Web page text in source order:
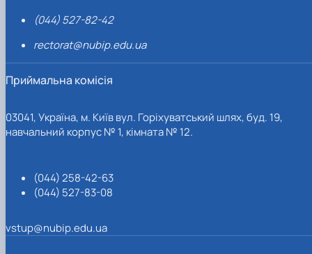
(044) 527-82-42
rectorat@nubip.edu.ua
Приймальна комісія
03041, Україна, м. Київ вул. Горіхуватський шлях, буд. 19,
навчальний корпус № 1, кімната № 12.
(044) 258-42-63
(044) 527-83-08
vstup@nubip.edu.ua